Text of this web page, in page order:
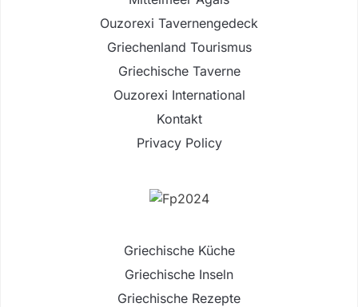
Ouzorexi Tavernengedeck
Griechenland Tourismus
Griechische Taverne
Ouzorexi International
Kontakt
Privacy Policy
Griechische Küche
Griechische Inseln
Griechische Rezepte